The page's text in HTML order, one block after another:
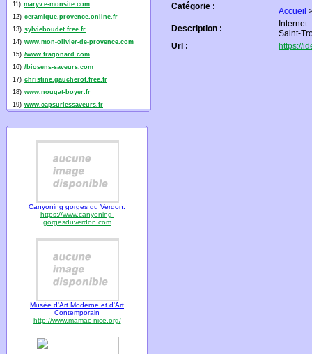
11) maryv.e-monsite.com
12) ceramique.provence.online.fr
13) sylvieboudet.free.fr
14) www.mon-olivier-de-provence.com
15) /www.fragonard.com
16) /biosens-saveurs.com
17) christine.gaucherot.free.fr
18) www.nougat-boyer.fr
19) www.capsurlessaveurs.fr
Canyoning gorges du Verdon.
https://www.canyoning-
gorgesduverdon.com
Musée d'Art Moderne et d'Art
Contemporain
http://www.mamac-nice.org/
Catégorie :
Accueil
Description :
Internet
Saint-
Url :
https://